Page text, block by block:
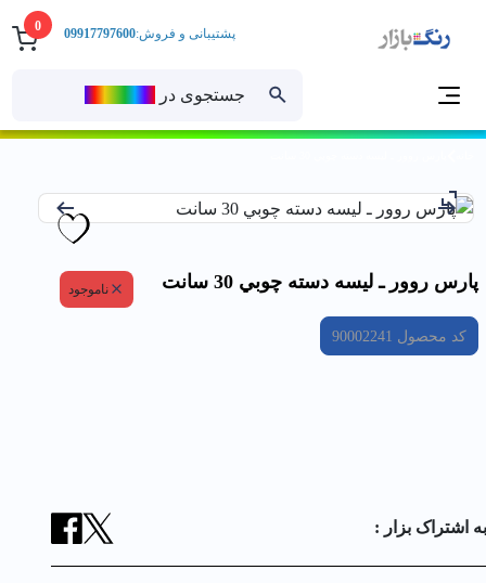
0
جستجوی در
پشتیبانی و فروش:09917797600
پارس روور ـ ليسه دسته چوبي 30 سانت ناموجود
کد محصول 90002241
به اشتراک بزار :